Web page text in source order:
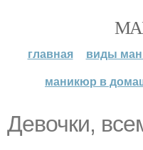
главная виды
маникюр в
Девочки,